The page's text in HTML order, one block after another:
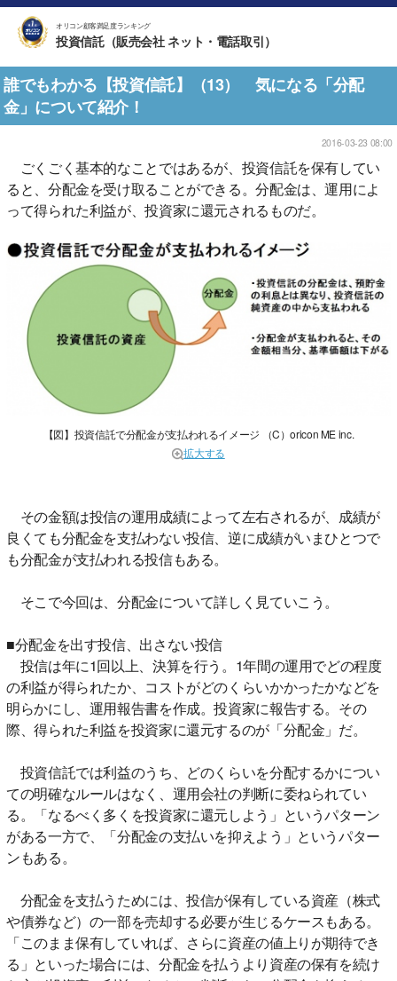
オリコン顧客満足度ランキング
投資信託（販売会社 ネット・電話取引）
誰でもわかる【投資信託】（13） 気になる「分配
金」について紹介！
2016-03-23 08:00
ごくごく基本的なことではあるが、投資信託を保有してい
ると、分配金を受け取ることができる。分配金は、運用によ
って得られた利益が、投資家に還元されるものだ。
【図】投資信託で分配金が支払われるイメージ （C）oricon ME inc.
拡大する
その金額は投信の運用成績によって左右されるが、成績が
良くても分配金を支払わない投信、逆に成績がいまひとつで
も分配金が支払われる投信もある。
そこで今回は、分配金について詳しく見ていこう。
■分配金を出す投信、出さない投信
投信は年に1回以上、決算を行う。1年間の運用でどの程度
の利益が得られたか、コストがどのくらいかかったかなどを
明らかにし、運用報告書を作成。投資家に報告する。その
際、得られた利益を投資家に還元するのが「分配金」だ。
投資信託では利益のうち、どのくらいを分配するかについ
ての明確なルールはなく、運用会社の判断に委ねられてい
る。「なるべく多くを投資家に還元しよう」というパターン
がある一方で、「分配金の支払いを抑えよう」というパター
ンもある。
分配金を支払うためには、投信が保有している資産（株式
や債券など）の一部を売却する必要が生じるケースもある。
「このまま保有していれば、さらに資産の値上りが期待でき
る」といった場合には、分配金を払うより資産の保有を続け